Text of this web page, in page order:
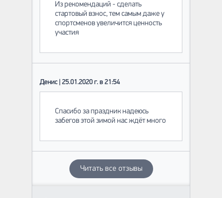
Из рекомендаций - сделать
стартовый взнос, тем самым даже у
спортсменов увеличится ценность
участия
Денис | 25.01.2020 г. в 21:54
Спасибо за праздник надеюсь
забегов этой зимой нас ждёт много
Читать все отзывы